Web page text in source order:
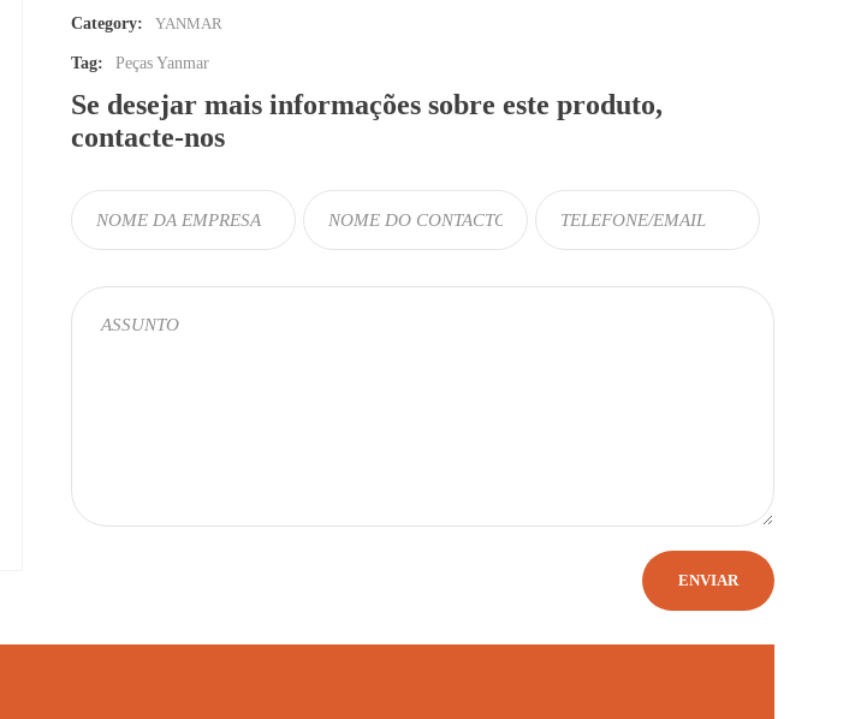
Category: YANMAR
Tag: Peças Yanmar
Se desejar mais informações sobre este produto,
contacte-nos